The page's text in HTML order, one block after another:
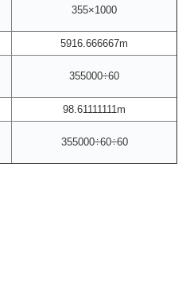
355×1000
5916.666667m
355000÷60
98.61111111m
355000÷60÷60